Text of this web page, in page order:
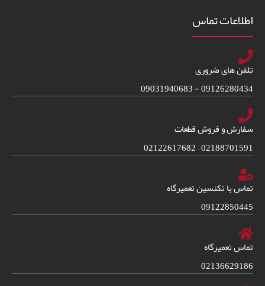
اطلاعات تماس
تلفن های ضروری
09126280434 - 09031940683
سفارش و فروش قطعات
02188701591 – 02122617682
تماس با تکنسین تعمیرگاه
09122850445
تماس تعمیرگاه
02136629186